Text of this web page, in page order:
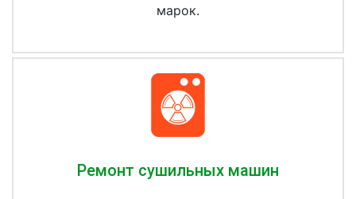
марок.
Ремонт сушильных машин